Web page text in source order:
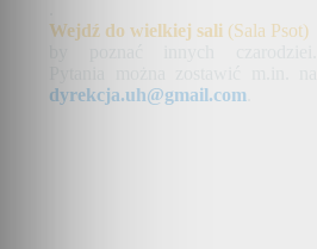
Wejdź do wielkiej sali (Sala Psot)
dyrekcja.uh@gmail.com